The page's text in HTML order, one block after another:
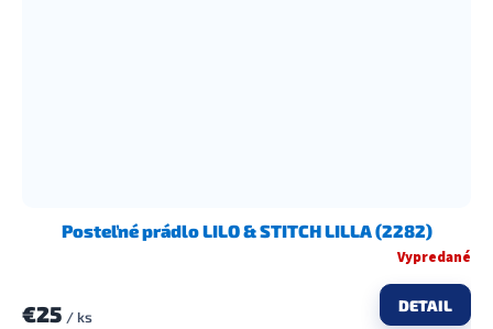
Posteľné prádlo LILO & STITCH LILLA (2282)
Vypredané
€25 / ks
DETAIL